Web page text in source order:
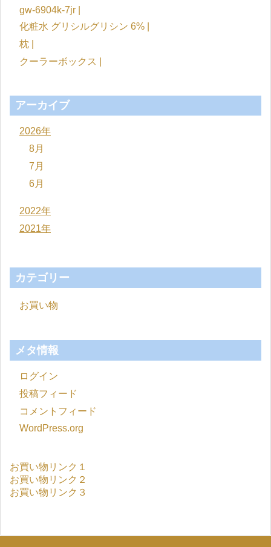
gw-6904k-7jr |
化粧水 グリシルグリシン 6% |
枕 |
クーラーボックス |
アーカイブ
2026年
8月
7月
6月
2022年
2021年
カテゴリー
お買い物
メタ情報
ログイン
投稿フィード
コメントフィード
WordPress.org
お買い物リンク１
お買い物リンク２
お買い物リンク３